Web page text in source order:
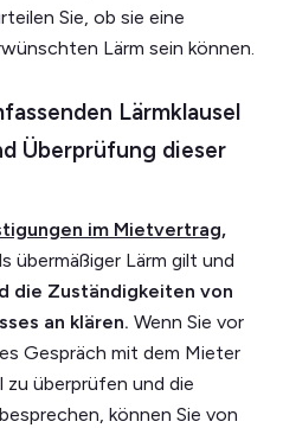
Sie, ob sie eine
Lärm sein können.
Lärmklausel
Überprüfung dieser
im Mietvertrag,
übermäßiger Lärm gilt und
die Zuständigkeiten von
an klären. Wenn Sie vor
Gespräch mit dem Mieter
zu überprüfen und die
können Sie von